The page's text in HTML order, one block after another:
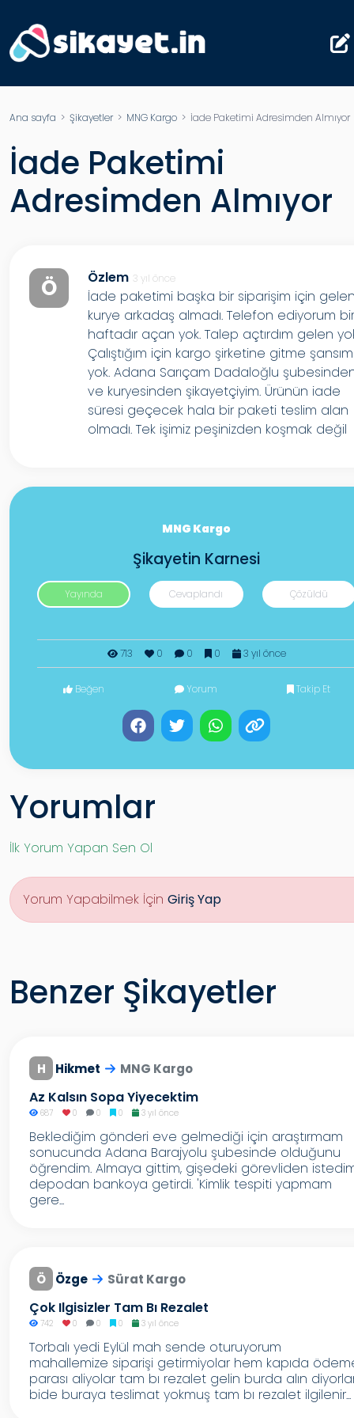
Ana sayfa > Şikayetler> MNG Kargo > İade Paketimi Adresimden Almıyor
İade Paketimi
Adresimden Almıyor
Ö Özlem 3 yıl önce
İade paketimi başka bir siparişim için
kurye arkadaş almadı. Telefon ediyorum
haftadır açan yok. Talep açtırdım gelen
Çalıştığım için kargo şirketine gitme şansım
yok. Adana Sarıçam Dadaloğlu
ve kuryesinden şikayetçiyim. Ürünün iade
süresi geçecek hala bir paketi teslim alan
olmadı. Tek işimiz peşinizden koşmak değil
MNG Kargo
Şikayetin Karnesi
Yayında Cevaplandı Çözüldü
713 0 0 0 3 yıl önce
Beğen Yorum Takip Et
Yorumlar
İlk Yorum Yapan Sen Ol
Yorum Yapabilmek İçin Giriş Yap
Benzer Şikayetler
H Hikmet MNG Kargo
Az Kalsın Sopa Yiyecektim
687 0 0 0 3 yıl önce
Beklediğim gönderi eve gelmediği için araştırmam
sonucunda Adana Barajyolu şubesinde olduğunu
öğrendim. Almaya gittim, gişedeki görevliden
depodan bankoya getirdi. 'Kimlik tespiti yapmam
gere...
Ö Özge Sürat Kargo
Çok Ilgisizler Tam Bı Rezalet
742 0 0 0 3 yıl önce
Torbalı yedi Eylül mah sende oturuyorum
mahallemize siparişi getirmiyolar hem kapıda
parası aliyolar tam bı rezalet gelin burda alın
bide buraya teslimat yokmuş tam bı rezalet ilgilenir...